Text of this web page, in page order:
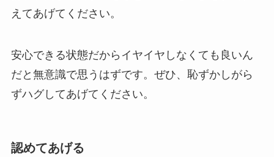
えてあげてください。
安心できる状態だからイヤイヤしなくても良いん
だと無意識で思うはずです。ぜひ、恥ずかしがら
ずハグしてあげてください。
認めてあげる